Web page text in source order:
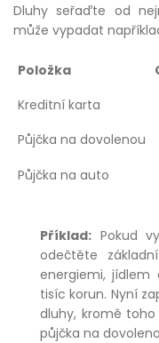
Dluhy seřaďte od
může vypadat
Položka
Kreditní karta
Půjčka na dovolenou
Půjčka na auto
Příklad: Pokud
odečtěte
energiemi,
tisíc korun. Nyní
dluhy, kromě
půjčka na